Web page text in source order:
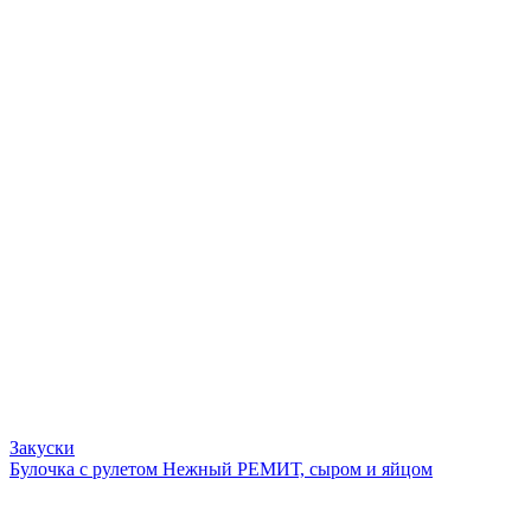
Закуски
Булочка с рулетом Нежный РЕМИТ, сыром и яйцом